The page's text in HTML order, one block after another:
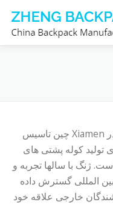
کوله پشتی Zheng که در سال 2002 در Xiamen چین تاسیس
تولید کوله پشتی های
ژنگ با سالها تجربه و
المللی گسترش داده
خارجی علاقه خود